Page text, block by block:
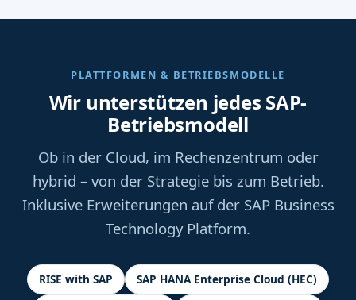
PLATTFORMEN & BETRIEBSMODELLE
Wir unterstützen jedes SAP-
Betriebsmodell
Ob in der Cloud, im Rechenzentrum oder
hybrid – von der Strategie bis zum Betrieb.
Inklusive Erweiterungen auf der SAP Business
Technology Platform.
RISE with SAP
SAP HANA Enterprise Cloud (HEC)